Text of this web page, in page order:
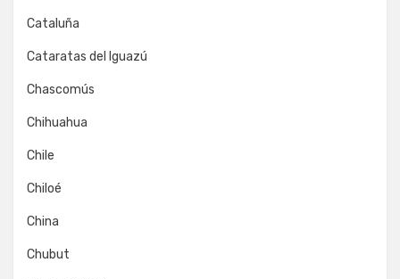
Cataluña
Cataratas del Iguazú
Chascomús
Chihuahua
Chile
Chiloé
China
Chubut